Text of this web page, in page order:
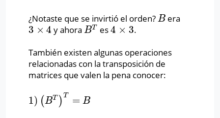
¿Notaste que se invirtió el orden? B
B era
3 × 4
3 ×4 y ahoraBT
BT es4 × 3
4 ×3
.
También existen algunas operaciones
relacionadas con la transposición de
matrices que valen la pena conocer:
1)
1) (BT )T = B
(BT)T =B